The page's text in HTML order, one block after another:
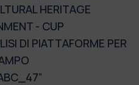
HERITAGE
- CUP
DI PIATTAFORME PER